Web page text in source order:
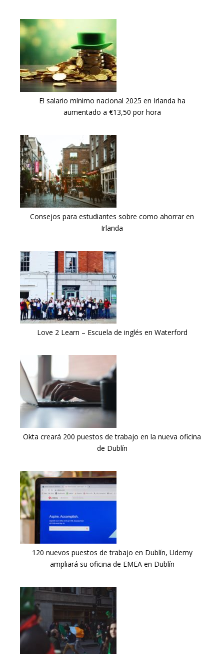
El salario mínimo nacional 2025 en Irlanda ha
aumentado a €13,50 por hora
Consejos para estudiantes sobre como ahorrar en
Irlanda
Love 2 Learn – Escuela de inglés en Waterford
Okta creará 200 puestos de trabajo en la nueva oficina
de Dublín
120 nuevos puestos de trabajo en Dublín, Udemy
ampliará su oficina de EMEA en Dublín